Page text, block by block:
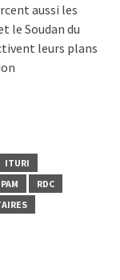
aussi les
le Soudan du
leurs plans
ITURI
PAM
RDC